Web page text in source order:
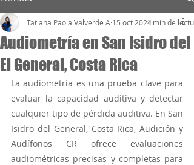
Tatiana Paola Valverde A
Audiometría en San Isidro del
El General, Costa Rica
Tatiana Paola Valverde A 15 oct 20241 min de
La audiometría es una prueba clave para
evaluar la capacidad auditiva y detectar
cualquier tipo de pérdida auditiva. En San
Isidro del General, Costa Rica, Audición y
Audífonos CR ofrece evaluaciones
audiométricas precisas y completas para